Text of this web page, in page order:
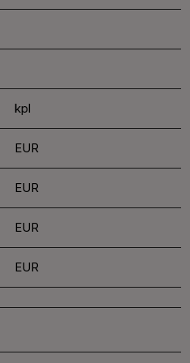
kpl
EUR
EUR
EUR
EUR